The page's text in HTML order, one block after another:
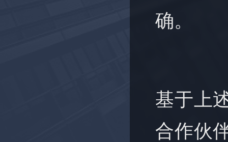
确。
基于上
合作伙